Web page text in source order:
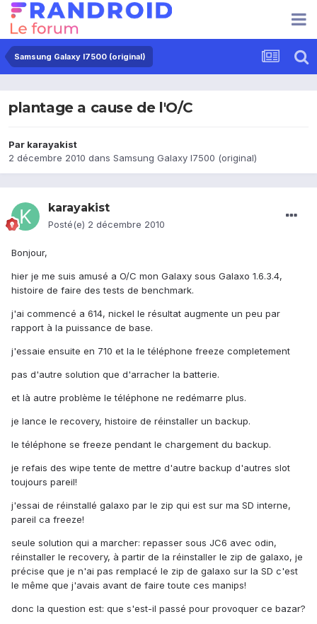
Samsung Galaxy I7500 (original)
plantage a cause de l'O/C
Par karayakist
2 décembre 2010 dans Samsung Galaxy I7500 (original)
karayakist
Posté(e) 2 décembre 2010
Bonjour,
hier je me suis amusé a O/C mon Galaxy sous Galaxo 1.6.3.4,
histoire de faire des tests de benchmark.
j'ai commencé a 614, nickel le résultat augmente un peu par
rapport à la puissance de base.
j'essaie ensuite en 710 et la le téléphone freeze completement
pas d'autre solution que d'arracher la batterie.
et là autre problème le téléphone ne redémarre plus.
je lance le recovery, histoire de réinstaller un backup.
le téléphone se freeze pendant le chargement du backup.
je refais des wipe tente de mettre d'autre backup d'autres slot
toujours pareil!
j'essai de réinstallé galaxo par le zip qui est sur ma SD interne,
pareil ca freeze!
seule solution qui a marcher: repasser sous JC6 avec odin,
réinstaller le recovery, à partir de la réinstaller le zip de galaxo, je
précise que je n'ai pas remplacé le zip de galaxo sur la SD c'est
le même que j'avais avant de faire toute ces manips!
donc la question est: que s'est-il passé pour provoquer ce bazar?